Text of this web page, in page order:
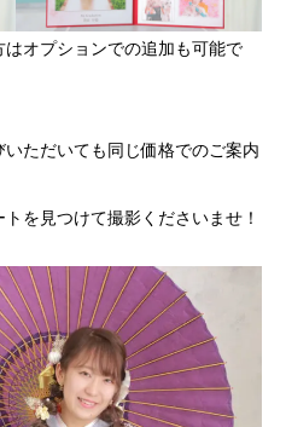
オプションでの追加も可能で
ただいても同じ価格でのご案内
を見つけて撮影くださいませ！